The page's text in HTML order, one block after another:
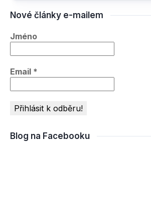
Nové články e-mailem
Jméno
Email *
Blog na Facebooku